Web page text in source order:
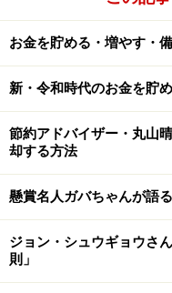
67歳男性の思
NISAのプランは
積立投資を始めてよか
数字が見えて健康に良
ったです。現時点で
回答。
投資を行う理由として
めです。息子夫婦に
お金を貯める・増やす・
新・令和時代のお金を貯
節約アドバイザー・丸山
却する方法
懸賞名人ガバちゃんが語
ジョン・シュウギョウさ
則」